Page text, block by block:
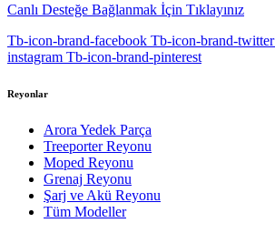
Canlı Desteğe Bağlanmak İçin Tıklayınız
Tb-icon-brand-facebook Tb-icon-brand-twitter
instagram Tb-icon-brand-pinterest
Reyonlar
Arora Yedek Parça
Treeporter Reyonu
Moped Reyonu
Grenaj Reyonu
Şarj ve Akü Reyonu
Tüm Modeller